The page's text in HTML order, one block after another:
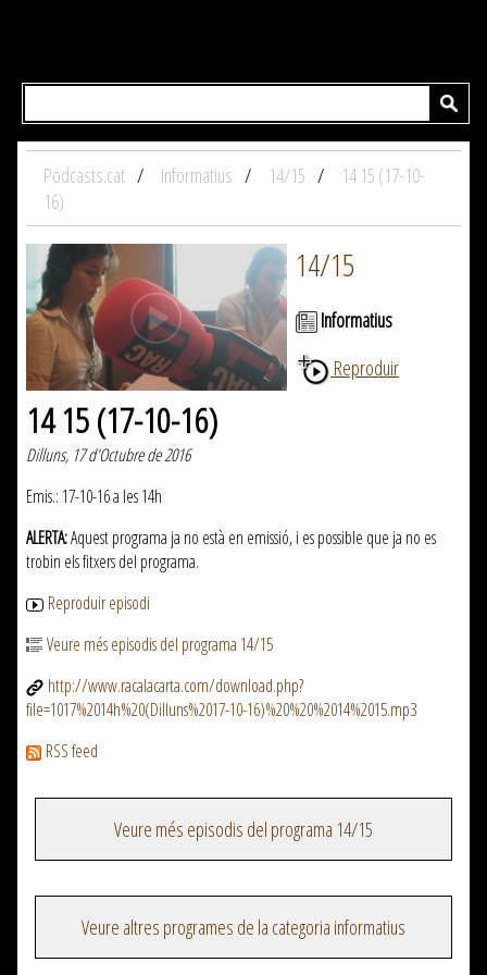
Podcasts.cat Informatius 14/15
14 15 (17-10-
16)
14/15
Informatius
Reproduir
14 15 (17-10-16)
Dilluns, 17 d'Octubre de 2016
Emis.: 17-10-16 a les 14h
ALERTA:Aquest programa ja no està en emissió, i es possible que ja no es
trobin els fitxers del programa.
Reproduir episodi
Veure més episodis del programa 14/15
http://www.racalacarta.com/download.php?
file=1017%2014h%20(Dilluns%2017-10-16)%20%20%2014%2015.mp3
RSS feed
Veure més episodis del programa 14/15
Veure altres programes de la categoria informatius